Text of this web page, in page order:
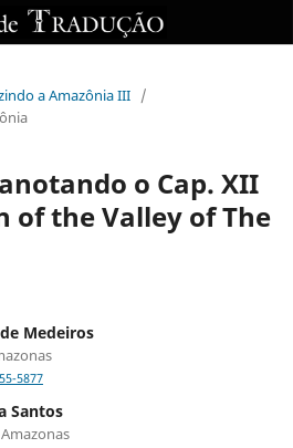
a Amazônia III /
o Cap. XII
of the Valley of The
Medeiros
5877
Santos